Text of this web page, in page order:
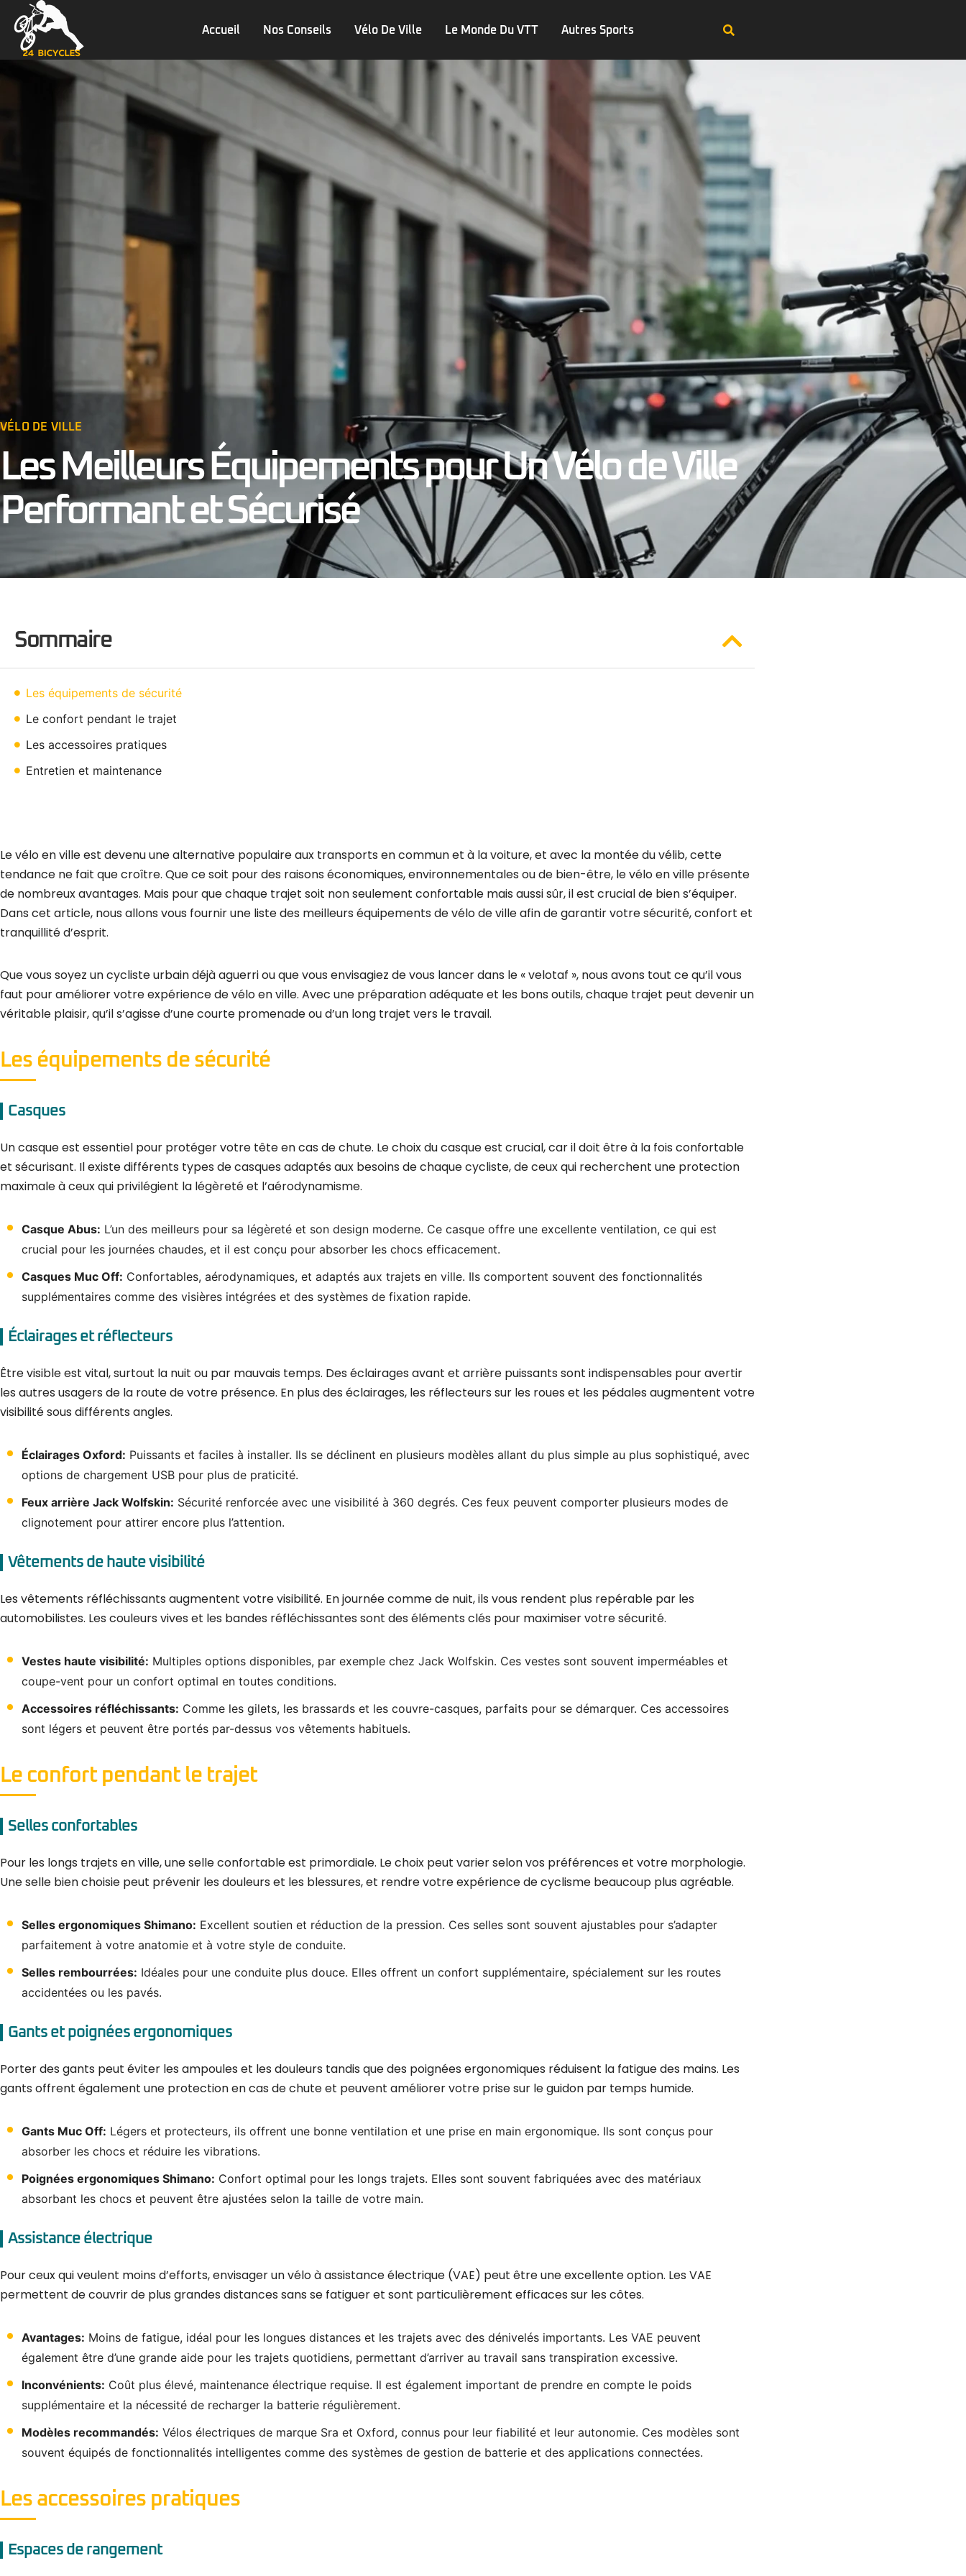
Accueil Nos Conseils Vélo De Ville Le Monde Du VTT Autres Sports
VÉLO DE VILLE
Les Meilleurs Équipements pour Un Vélo de Ville
Performant et Sécurisé
Sommaire
Les équipements de sécurité
Le confort pendant le trajet
Les accessoires pratiques
Entretien et maintenance
Le vélo en ville est devenu une alternative populaire aux transports en commun et à la voiture, et avec la montée du vélib, cette
tendance ne fait que croître. Que ce soit pour des raisons économiques, environnementales ou de bien-être, le vélo en ville présente
de nombreux avantages. Mais pour que chaque trajet soit non seulement confortable mais aussi sûr, il est crucial de bien s’équiper.
Dans cet article, nous allons vous fournir une liste des meilleurs équipements de vélo de ville afin de garantir votre sécurité, confort et
tranquillité d’esprit.
Que vous soyez un cycliste urbain déjà aguerri ou que vous envisagiez de vous lancer dans le « velotaf », nous avons tout ce qu’il vous
faut pour améliorer votre expérience de vélo en ville. Avec une préparation adéquate et les bons outils, chaque trajet peut devenir un
véritable plaisir, qu’il s’agisse d’une courte promenade ou d’un long trajet vers le travail.
Les équipements de sécurité
Casques
Un casque est essentiel pour protéger votre tête en cas de chute. Le choix du casque est crucial, car il doit être à la fois confortable
et sécurisant. Il existe différents types de casques adaptés aux besoins de chaque cycliste, de ceux qui recherchent une protection
maximale à ceux qui privilégient la légèreté et l’aérodynamisme.
Casque Abus: L’un des meilleurs pour sa légèreté et son design moderne. Ce casque offre une excellente ventilation, ce qui est
crucial pour les journées chaudes, et il est conçu pour absorber les chocs efficacement.
Casques Muc Off: Confortables, aérodynamiques, et adaptés aux trajets en ville. Ils comportent souvent des fonctionnalités
supplémentaires comme des visières intégrées et des systèmes de fixation rapide.
Éclairages et réflecteurs
Être visible est vital, surtout la nuit ou par mauvais temps. Des éclairages avant et arrière puissants sont indispensables pour avertir
les autres usagers de la route de votre présence. En plus des éclairages, les réflecteurs sur les roues et les pédales augmentent votre
visibilité sous différents angles.
Éclairages Oxford: Puissants et faciles à installer. Ils se déclinent en plusieurs modèles allant du plus simple au plus sophistiqué, avec
options de chargement USB pour plus de praticité.
Feux arrière Jack Wolfskin: Sécurité renforcée avec une visibilité à 360 degrés. Ces feux peuvent comporter plusieurs modes de
clignotement pour attirer encore plus l’attention.
Vêtements de haute visibilité
Les vêtements réfléchissants augmentent votre visibilité. En journée comme de nuit, ils vous rendent plus repérable par les
automobilistes. Les couleurs vives et les bandes réfléchissantes sont des éléments clés pour maximiser votre sécurité.
Vestes haute visibilité: Multiples options disponibles, par exemple chez Jack Wolfskin. Ces vestes sont souvent imperméables et
coupe-vent pour un confort optimal en toutes conditions.
Accessoires réfléchissants: Comme les gilets, les brassards et les couvre-casques, parfaits pour se démarquer. Ces accessoires
sont légers et peuvent être portés par-dessus vos vêtements habituels.
Le confort pendant le trajet
Selles confortables
Pour les longs trajets en ville, une selle confortable est primordiale. Le choix peut varier selon vos préférences et votre morphologie.
Une selle bien choisie peut prévenir les douleurs et les blessures, et rendre votre expérience de cyclisme beaucoup plus agréable.
Selles ergonomiques Shimano: Excellent soutien et réduction de la pression. Ces selles sont souvent ajustables pour s’adapter
parfaitement à votre anatomie et à votre style de conduite.
Selles rembourrées: Idéales pour une conduite plus douce. Elles offrent un confort supplémentaire, spécialement sur les routes
accidentées ou les pavés.
Gants et poignées ergonomiques
Porter des gants peut éviter les ampoules et les douleurs tandis que des poignées ergonomiques réduisent la fatigue des mains. Les
gants offrent également une protection en cas de chute et peuvent améliorer votre prise sur le guidon par temps humide.
Gants Muc Off: Légers et protecteurs, ils offrent une bonne ventilation et une prise en main ergonomique. Ils sont conçus pour
absorber les chocs et réduire les vibrations.
Poignées ergonomiques Shimano: Confort optimal pour les longs trajets. Elles sont souvent fabriquées avec des matériaux
absorbant les chocs et peuvent être ajustées selon la taille de votre main.
Assistance électrique
Pour ceux qui veulent moins d’efforts, envisager un vélo à assistance électrique (VAE) peut être une excellente option. Les VAE
permettent de couvrir de plus grandes distances sans se fatiguer et sont particulièrement efficaces sur les côtes.
Avantages: Moins de fatigue, idéal pour les longues distances et les trajets avec des dénivelés importants. Les VAE peuvent
également être d’une grande aide pour les trajets quotidiens, permettant d’arriver au travail sans transpiration excessive.
Inconvénients: Coût plus élevé, maintenance électrique requise. Il est également important de prendre en compte le poids
supplémentaire et la nécessité de recharger la batterie régulièrement.
Modèles recommandés: Vélos électriques de marque Sra et Oxford, connus pour leur fiabilité et leur autonomie. Ces modèles sont
souvent équipés de fonctionnalités intelligentes comme des systèmes de gestion de batterie et des applications connectées.
Les accessoires pratiques
Espaces de rangement